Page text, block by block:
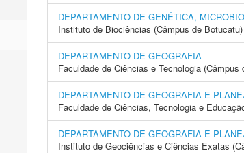
DEPARTAMENTO DE GENÉTICA,
Instituto de Biociências (Câmpus de Botucatu)
DEPARTAMENTO DE GEOGRAFIA
Faculdade de Ciências e Tecnologia (Câmpus
DEPARTAMENTO DE GEOGRAFIA E
Faculdade de Ciências, Tecnologia e
DEPARTAMENTO DE GEOGRAFIA E
Instituto de Geociências e Ciências Exatas